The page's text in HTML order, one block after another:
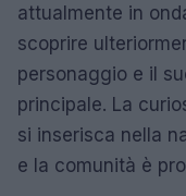
attualmente in
scoprire
personaggio e il
principale. La
si inserisca nella
e la comunità è